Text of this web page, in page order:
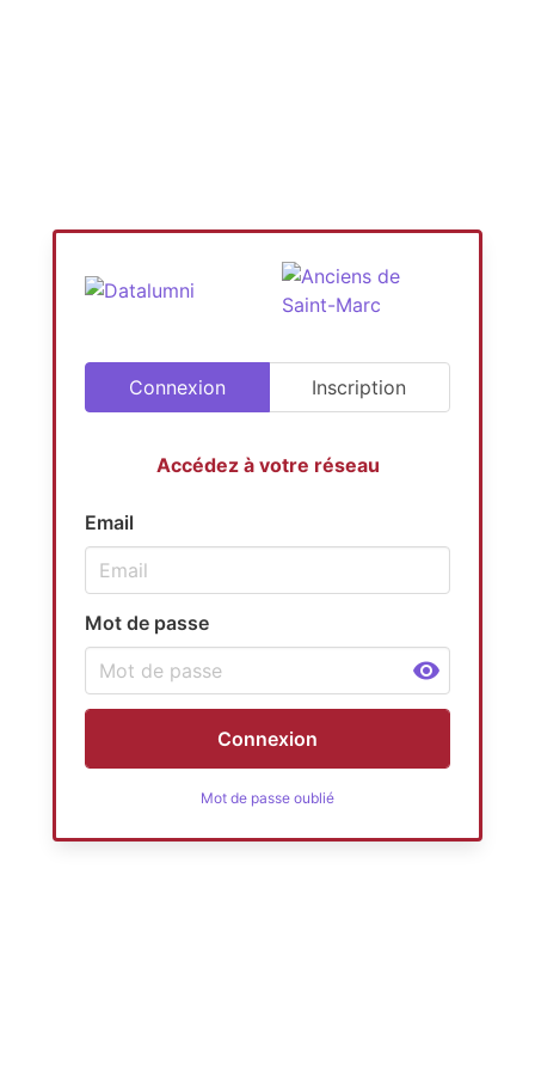
Connexion Inscription
Accédez à votre réseau
Email
Mot de passe
Connexion
Mot de passe oublié